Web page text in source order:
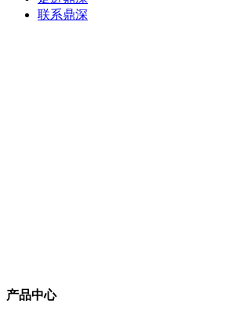
联系鼎深
产品中心